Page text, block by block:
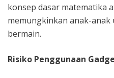
konsep dasar matematika
memungkinkan anak-
bermain.
Risiko Penggunaan